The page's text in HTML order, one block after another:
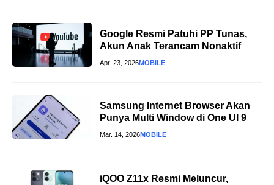
Google Resmi Patuhi PP Tunas,
Akun Anak Terancam Nonaktif
Apr. 23, 2026MOBILE
Samsung Internet Browser Akan
Punya Multi Window di One UI 9
Mar. 14, 2026MOBILE
iQOO Z11x Resmi Meluncur,